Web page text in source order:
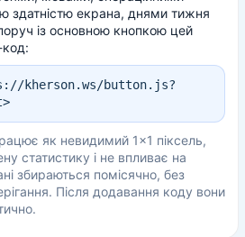
здатністю екрана, днями тижня
із основною кнопкою цей
kherson.ws/button.js?
як невидимий 1×1 піксель,
статистику і не впливає на
збираються помісячно, без
Після додавання коду вони